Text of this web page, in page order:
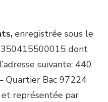
enregistrée sous le
dont
suivante: 440
Quartier Bac 97224
représentée par